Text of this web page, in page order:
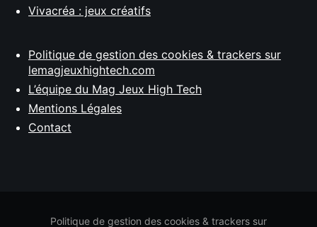
Vivacréa : jeux créatifs
Politique de gestion des cookies & trackers sur
lemagjeuxhightech.com
L’équipe du Mag Jeux High Tech
Mentions Légales
Contact
Politique de gestion des cookies & trackers sur